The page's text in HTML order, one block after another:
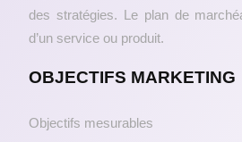
des stratégies. Le plan de
d’un service ou produit.
OBJECTIFS MARKETING
Objectifs mesurables